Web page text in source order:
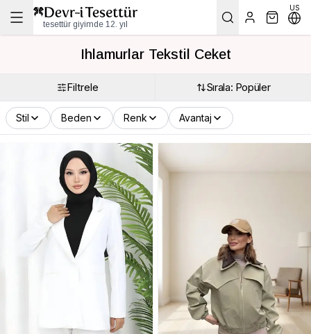
tesettür giyimde 12. yıl
US
Ihlamurlar Tekstil Ceket
Filtrele Sırala: Popüler
Stil Beden Renk Avantaj